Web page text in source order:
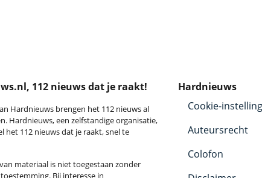
112 nieuws dat je raakt!
Hardnieuws brengen het 112 nieuws al
Hardnieuws, een zelfstandige organisatie,
het 112 nieuws dat je raakt, snel te
materiaal is niet toegestaan zonder
Bij interesse in
Hardnieuws
Cookie-
Auteursrecht
Colofon